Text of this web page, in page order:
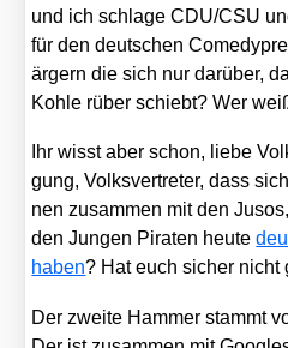
und ich schla­ge CDU/​CSU
für den deut­schen
ärgern die sich nur dar­über,
Koh­le rüber schiebt? Wer
Ihr wisst aber schon, lie­be
gung, Volks­ver­tre­ter, dass
nen zusam­men mit den
den Jun­gen Pira­ten heu­te
haben? Hat euch sicher nicht
Der zwei­te Ham­mer stammt